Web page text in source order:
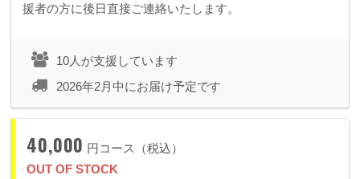
援者の方に後日直接ご連絡いたします。
10人が支援しています
2026年2月中にお届け予定です
40,000 円コース（税込）
OUT OF STOCK